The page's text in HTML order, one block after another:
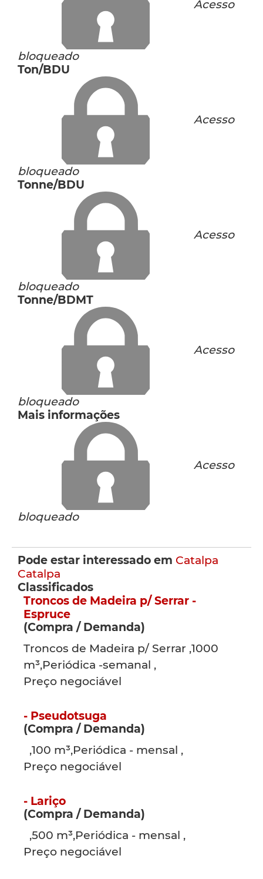
Acesso
bloqueado
Ton/BDU
Acesso
bloqueado
Tonne/BDU
Acesso
bloqueado
Tonne/BDMT
Acesso
bloqueado
Mais informações
Acesso
bloqueado
Pode estar interessado em Catalpa
Catalpa
Classificados
Troncos de Madeira p/ Serrar -
Espruce
(Compra / Demanda)
Troncos de Madeira p/ Serrar ,1000
m³,Periódica -semanal ,
Preço negociável
- Pseudotsuga
(Compra / Demanda)
,100 m³,Periódica - mensal ,
Preço negociável
- Lariço
(Compra / Demanda)
,500 m³,Periódica - mensal ,
Preço negociável